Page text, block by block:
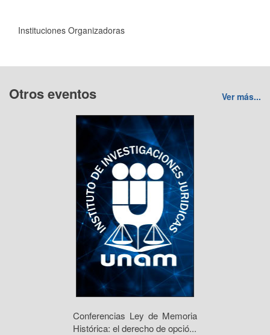
Instituciones Organizadoras
Otros eventos Ver más...
Conferencias Ley de Memoria
Histórica: el derecho de opció...